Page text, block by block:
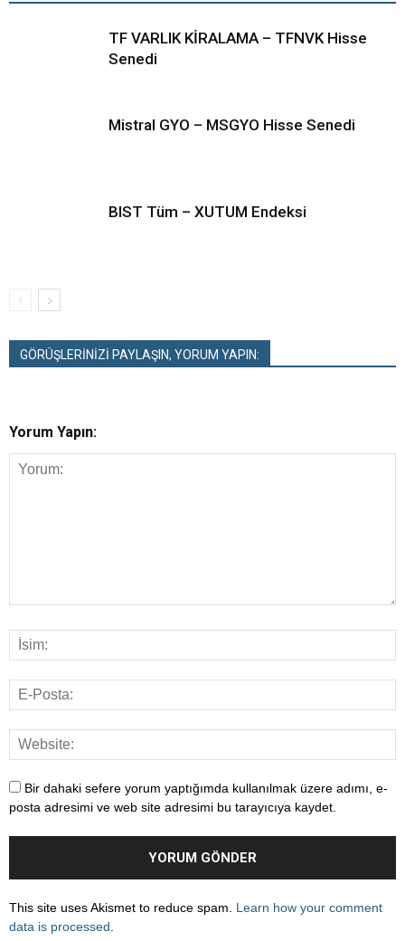
TF VARLIK KİRALAMA – TFNVK Hisse
Senedi
Mistral GYO – MSGYO Hisse Senedi
BIST Tüm – XUTUM Endeksi
GÖRÜŞLERİNİZİ PAYLAŞIN, YORUM YAPIN:
Yorum Yapın:
Bir dahaki sefere yorum yaptığımda kullanılmak üzere adımı, e-
posta adresimi ve web site adresimi bu tarayıcıya kaydet.
This site uses Akismet to reduce spam. Learn how your comment
data is processed